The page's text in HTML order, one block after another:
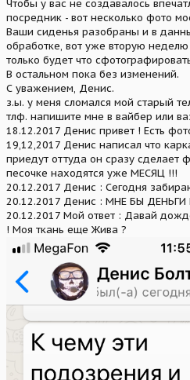
Чтобы у вас не создавалось
посредник - вот несколько фото
Ваши сиденья разобраны и в
обработке, вот уже вторую
только будет что
В остальном пока без изменений.
С уважением, Денис.
з.ы. у меня сломался мой старый
тлф. напишите мне в вайбер или
18.12.2017 Денис привет ! Есть
19,12,2017 Денис написал что
приедут оттуда он сразу сделает
песочке находятся уже МЕСЯЦ !!!
20.12.2017 Денис : Сегодня
20.12.2017 Денис : МНЕ БЫ
20.12.2017 Мой ответ : Давай
! Моя ткань еще Жива ?